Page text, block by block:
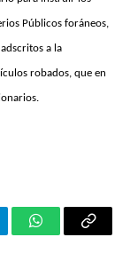
Públicos foráneos,
a la
robados, que en
WhatsApp
Copy